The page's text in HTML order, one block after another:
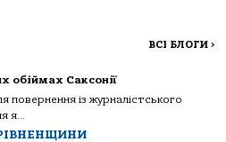
ВСІ БЛОГИ >
обіймах Саксонії
повернення із журналістського
я...